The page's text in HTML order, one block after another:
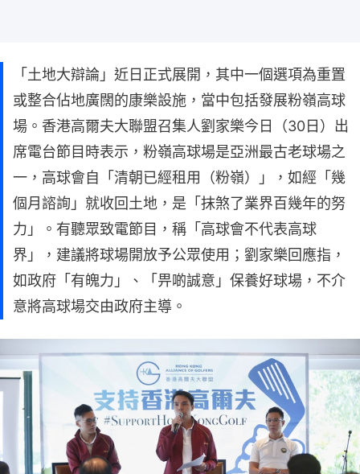
「土地大辯論」近日正式展開，其中一個選項為重置
或整合佔地廣闊的康樂設施，當中包括發展粉嶺高球
場。香港高爾夫大聯盟召集人劉家樂今日（30日）出
席電台節目時表示，粉嶺高球場是亞洲最古老球場之
一，高球會自「清朝已經租用（粉嶺）」，如經「幾
個月諮詢」就收回土地，是「抹煞了業界百幾年的努
力」。有聽眾致電節目，稱「高球會不代表高球
界」，建議將球場開放予公眾使用；劉家樂回應指，
如政府「有魄力」、「畀啲誠意」保養好球場，不介
意將高球場交由政府主導。